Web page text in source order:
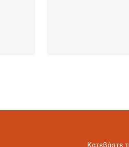
Kατεβάστε